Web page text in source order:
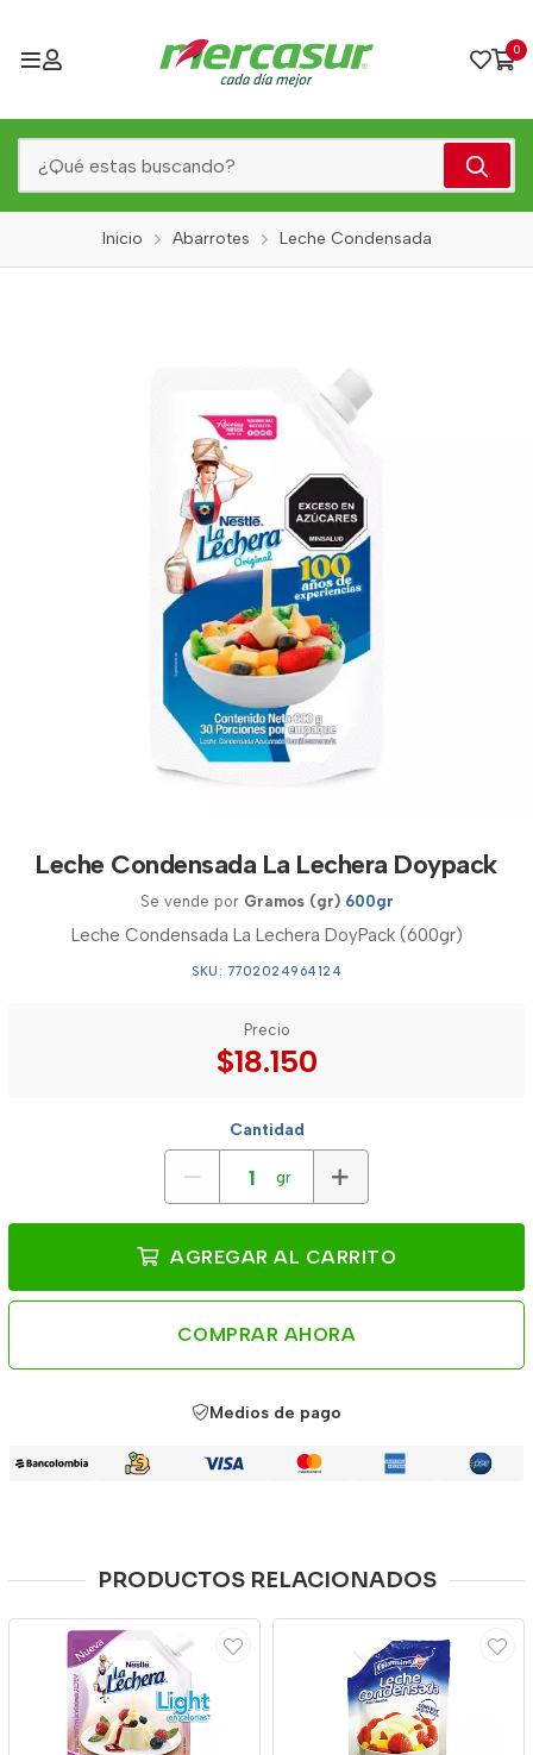
0
Inicio Abarrotes Leche Condensada
Leche Condensada La Lechera Doypack
Se vende por Gramos (gr) 600gr
Leche Condensada La Lechera DoyPack (600gr)
SKU: 7702024964124
Precio
$18.150
Cantidad
gr
AGREGAR AL CARRITO
COMPRAR AHORA
Medios de pago
PRODUCTOS RELACIONADOS